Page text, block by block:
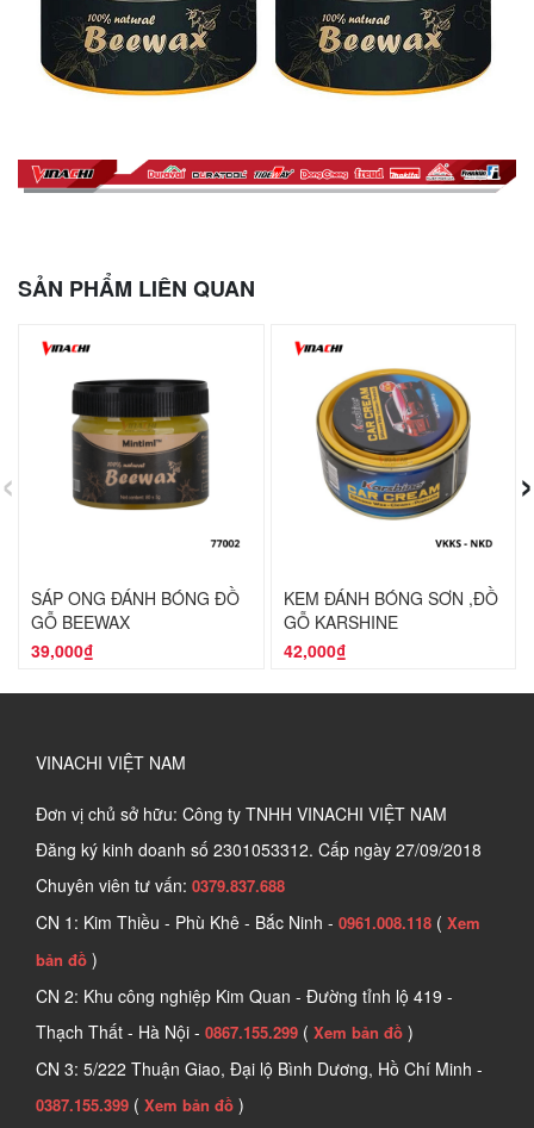
SẢN PHẨM LIÊN QUAN
SÁP ONG ĐÁNH BÓNG ĐỒ
GỖ BEEWAX
39,000₫
KEM ĐÁNH BÓNG SƠN ,ĐỒ
GỖ KARSHINE
42,000₫
‹ ›
VINACHI VIỆT NAM
Đơn vị chủ sở hữu: Công ty TNHH VINACHI VIỆT NAM
Đăng ký kinh doanh số 2301053312. Cấp ngày 27/09/2018
Chuyên viên tư vấn: 0379.837.688
CN 1: Kim Thiều - Phù Khê - Bắc Ninh - 0961.008.118 ( Xem
bản đồ )
CN 2: Khu công nghiệp Kim Quan - Đường tỉnh lộ 419 -
Thạch Thất - Hà Nội - 0867.155.299 ( Xem bản đồ )
CN 3: 5/222 Thuận Giao, Đại lộ Bình Dương, Hồ Chí Minh -
0387.155.399 ( Xem bản đồ )